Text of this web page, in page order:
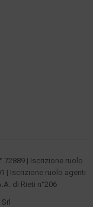
72889 | Iscrizione ruolo
| Iscrizione ruolo agenti
di Rieti n°206